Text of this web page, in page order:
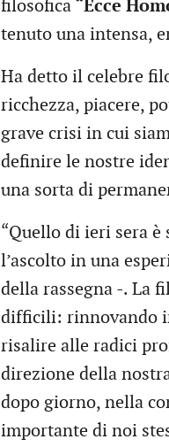
filosofica “Ecce
tenuto una intensa,
Ha detto il celebre
ricchezza, piacere,
grave crisi in cui
definire le nostre
una sorta di
“Quello di ieri sera
l’ascolto in una
della rassegna -. La
difficili: rinnovando
risalire alle radici
direzione della
dopo giorno, nella
importante di noi